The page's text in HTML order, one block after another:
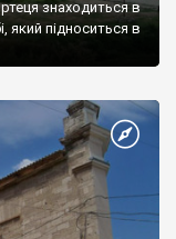
знаходиться в
який підноситься в